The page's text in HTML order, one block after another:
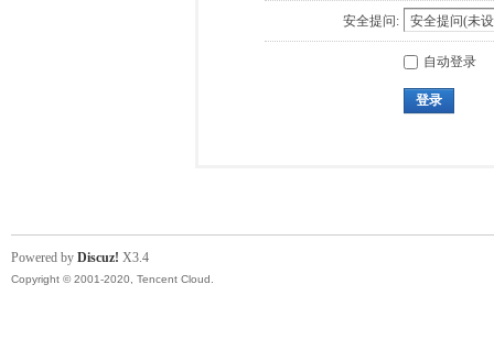
安全提问:
自动登录
登录
Powered by Discuz! X3.4
Copyright © 2001-2020, Tencent Cloud.